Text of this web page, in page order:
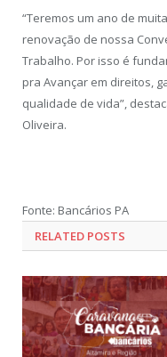
“Teremos um ano de
renovação de nossa
Trabalho. Por isso é
pra Avançar em direitos,
qualidade de vida”,
Oliveira.
Fonte: Bancários PA
RELATED POSTS